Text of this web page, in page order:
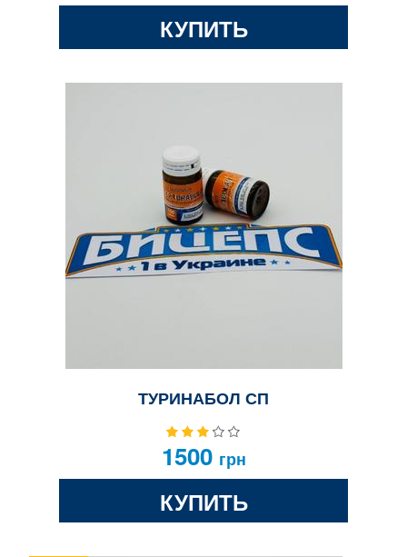
КУПИТЬ
ТУРИНАБОЛ СП
1500 грн
КУПИТЬ